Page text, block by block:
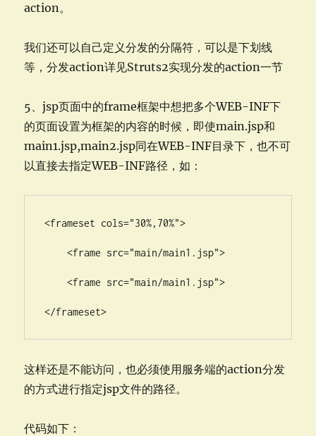
action。
我们还可以自己定义分发的分隔符，可以是下划线
等，分发action详见Struts2实现分发的action一节
5、jsp页面中的frame框架中想把多个WEB-INF下
的页面设置为框架的内容的时候，即使main.jsp和
main1.jsp,main2.jsp同在WEB-INF目录下，也不可
以直接去指定WEB-INF路径，如：
<frameset cols="30%,70%">
    <frame src="main/main1.jsp">
    <frame src="main/main1.jsp">
</frameset>
这样还是不能访问，也必须使用服务端的action分发
的方式进行指定jsp文件的路径。
代码如下：